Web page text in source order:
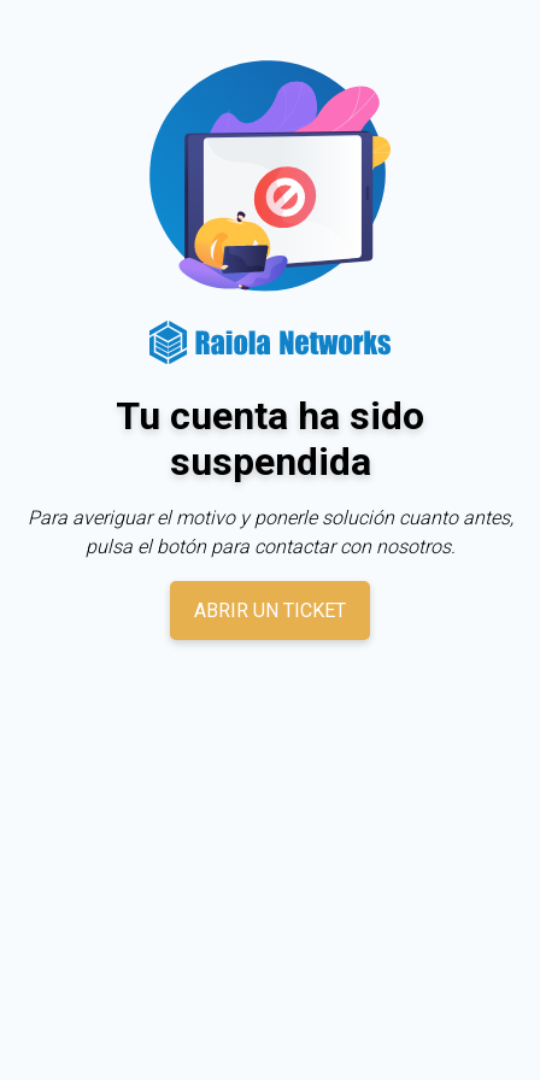
Tu cuenta ha sido
suspendida
Para averiguar el motivo y ponerle solución cuanto antes,
pulsa el botón para contactar con nosotros.
ABRIR UN TICKET